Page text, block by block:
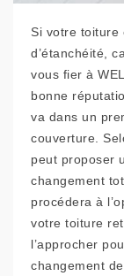
Si votre toiture
d’étanchéité,
vous fier à
bonne
va dans un
couverture.
peut proposer
changement
procédera à
votre toiture
l’approcher
changement